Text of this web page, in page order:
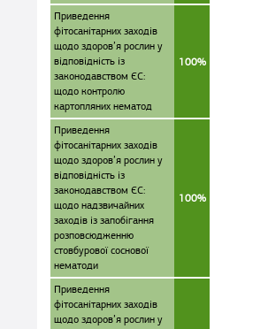
Приведення
фітосанітарних заходів
щодо здоров’я рослин у
відповідність із
законодавством ЄС:
щодо контролю
картопляних нематод
100%
Приведення
фітосанітарних заходів
щодо здоров’я рослин у
відповідність із
законодавством ЄС:
щодо надзвичайних
заходів із запобігання
розповсюдженню
стовбурової соснової
нематоди
100%
Приведення
фітосанітарних заходів
щодо здоров’я рослин у